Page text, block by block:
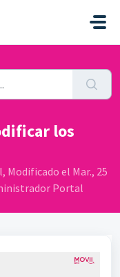
los
el Mar., 25
Portal